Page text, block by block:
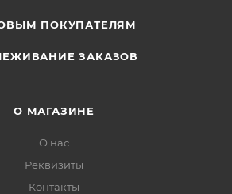
ПОКУПАТЕЛЯМ
ЗАКАЗОВ
О МАГАЗИНЕ
О нас
Реквизиты
Контакты